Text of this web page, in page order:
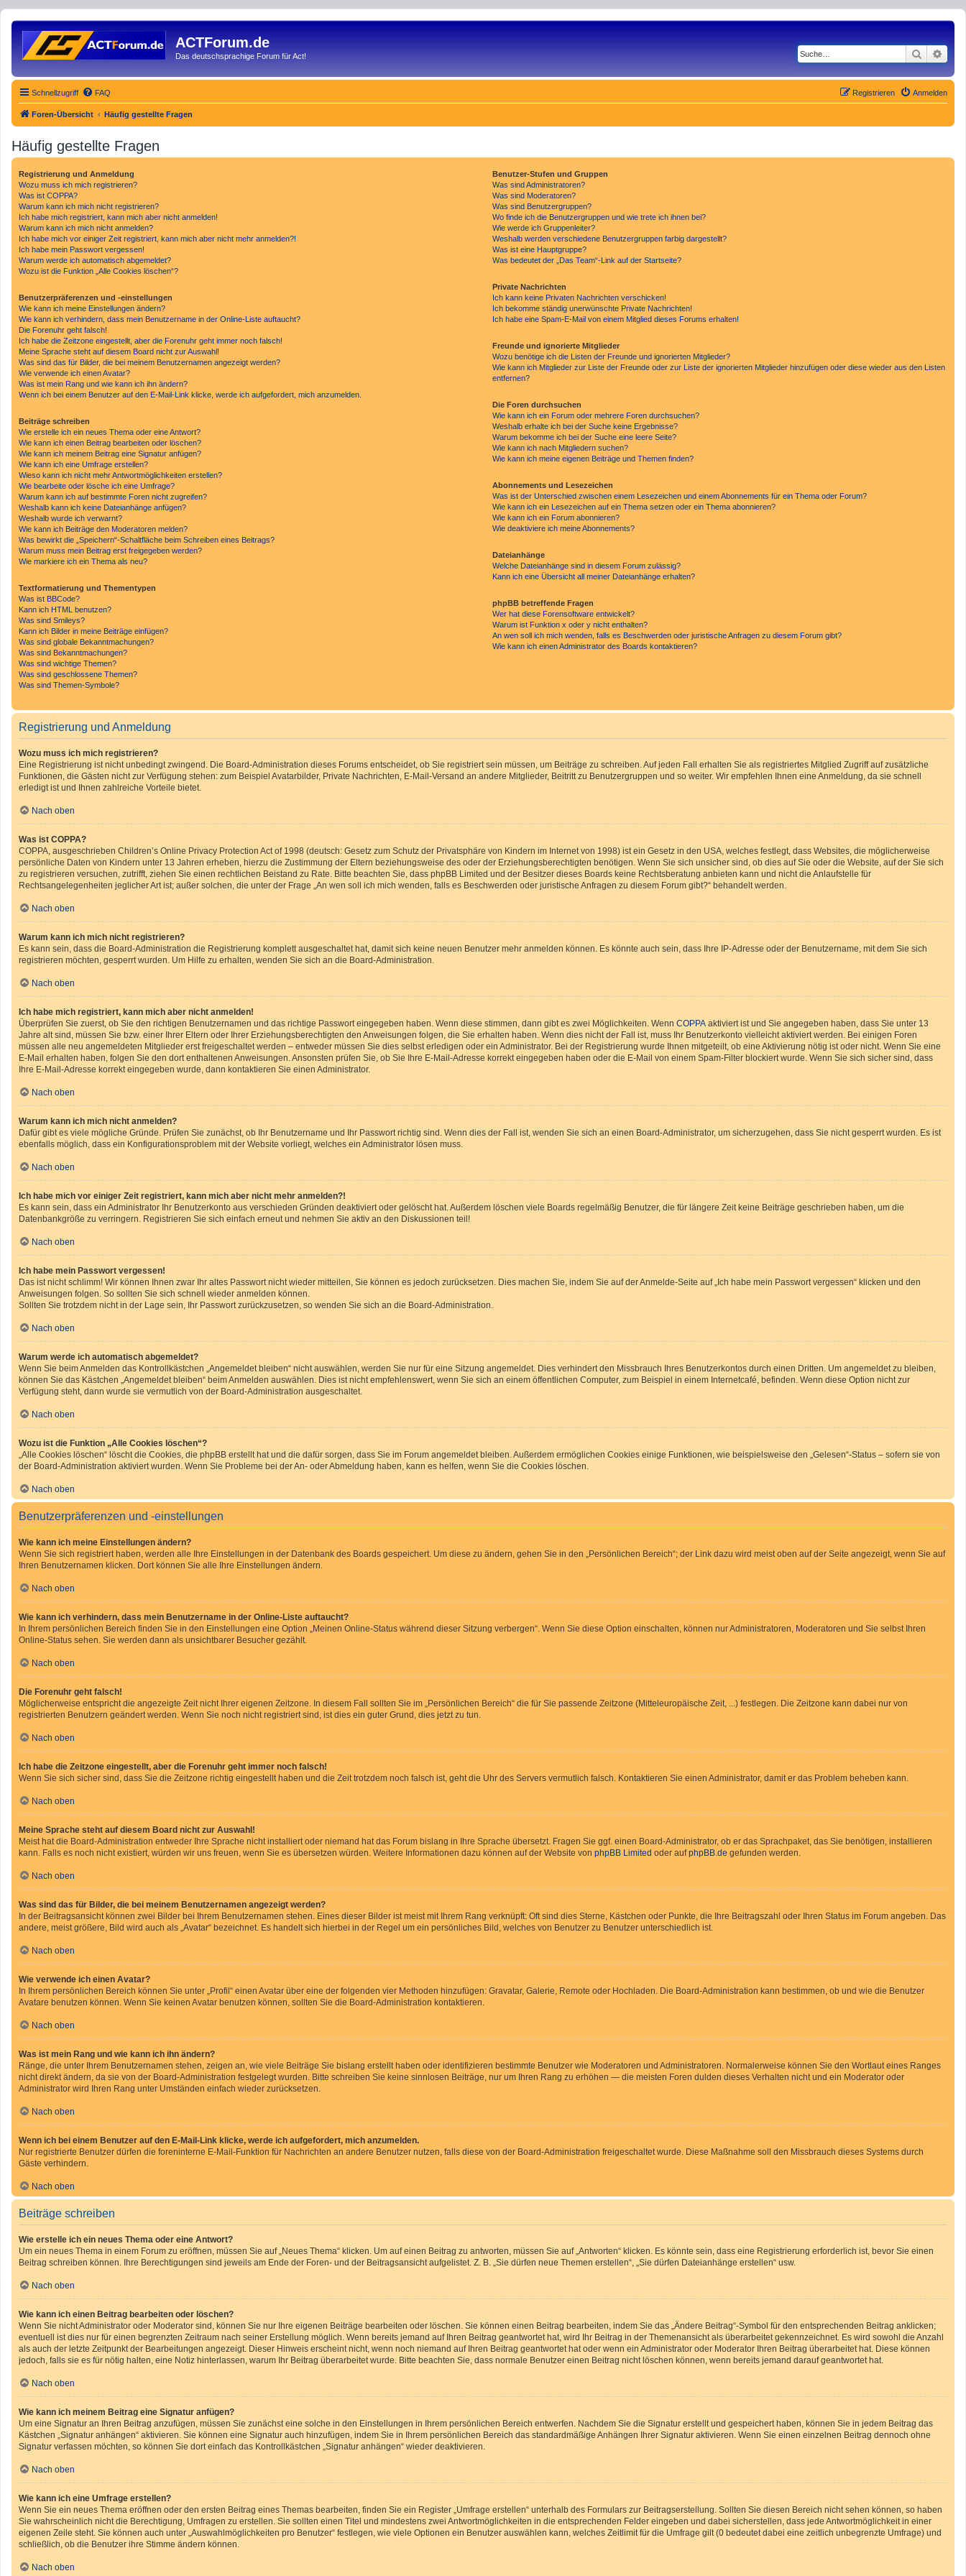
ACTForum.de
Das deutschsprachige Forum für Act! Suche
Schnellzugriff FAQ Anmelden
Registrieren
Foren-Übersicht Häufig gestellte Fragen
Häufig gestellte Fragen
Registrierung und Anmeldung
Wozu muss ich mich registrieren?
Was ist COPPA?
Warum kann ich mich nicht registrieren?
Ich habe mich registriert, kann mich aber nicht anmelden!
Warum kann ich mich nicht anmelden?
Ich habe mich vor einiger Zeit registriert, kann mich aber nicht mehr anmelden?!
Ich habe mein Passwort vergessen!
Warum werde ich automatisch abgemeldet?
Wozu ist die Funktion „Alle Cookies löschen“?
Benutzerpräferenzen und -einstellungen
Wie kann ich meine Einstellungen ändern?
Wie kann ich verhindern, dass mein Benutzername in der Online-Liste auftaucht?
Die Forenuhr geht falsch!
Ich habe die Zeitzone eingestellt, aber die Forenuhr geht immer noch falsch!
Meine Sprache steht auf diesem Board nicht zur Auswahl!
Was sind das für Bilder, die bei meinem Benutzernamen angezeigt werden?
Wie verwende ich einen Avatar?
Was ist mein Rang und wie kann ich ihn ändern?
Wenn ich bei einem Benutzer auf den E-Mail-Link klicke, werde ich aufgefordert, mich anzumelden.
Beiträge schreiben
Wie erstelle ich ein neues Thema oder eine Antwort?
Wie kann ich einen Beitrag bearbeiten oder löschen?
Wie kann ich meinem Beitrag eine Signatur anfügen?
Wie kann ich eine Umfrage erstellen?
Wieso kann ich nicht mehr Antwortmöglichkeiten erstellen?
Wie bearbeite oder lösche ich eine Umfrage?
Warum kann ich auf bestimmte Foren nicht zugreifen?
Weshalb kann ich keine Dateianhänge anfügen?
Weshalb wurde ich verwarnt?
Wie kann ich Beiträge den Moderatoren melden?
Was bewirkt die „Speichern“-Schaltfläche beim Schreiben eines Beitrags?
Warum muss mein Beitrag erst freigegeben werden?
Wie markiere ich ein Thema als neu?
Textformatierung und Thementypen
Was ist BBCode?
Kann ich HTML benutzen?
Was sind Smileys?
Kann ich Bilder in meine Beiträge einfügen?
Was sind globale Bekanntmachungen?
Was sind Bekanntmachungen?
Was sind wichtige Themen?
Was sind geschlossene Themen?
Was sind Themen-Symbole?
Benutzer-Stufen und Gruppen
Was sind Administratoren?
Was sind Moderatoren?
Was sind Benutzergruppen?
Wo finde ich die Benutzergruppen und wie trete ich ihnen bei?
Wie werde ich Gruppenleiter?
Weshalb werden verschiedene Benutzergruppen farbig dargestellt?
Was ist eine Hauptgruppe?
Was bedeutet der „Das Team“-Link auf der Startseite?
Private Nachrichten
Ich kann keine Privaten Nachrichten verschicken!
Ich bekomme ständig unerwünschte Private Nachrichten!
Ich habe eine Spam-E-Mail von einem Mitglied dieses Forums erhalten!
Freunde und ignorierte Mitglieder
Wozu benötige ich die Listen der Freunde und ignorierten Mitglieder?
Wie kann ich Mitglieder zur Liste der Freunde oder zur Liste der ignorierten Mitglieder hinzufügen oder diese wieder aus den Listen
entfernen?
Die Foren durchsuchen
Wie kann ich ein Forum oder mehrere Foren durchsuchen?
Weshalb erhalte ich bei der Suche keine Ergebnisse?
Warum bekomme ich bei der Suche eine leere Seite?
Wie kann ich nach Mitgliedern suchen?
Wie kann ich meine eigenen Beiträge und Themen finden?
Abonnements und Lesezeichen
Was ist der Unterschied zwischen einem Lesezeichen und einem Abonnements für ein Thema oder Forum?
Wie kann ich ein Lesezeichen auf ein Thema setzen oder ein Thema abonnieren?
Wie kann ich ein Forum abonnieren?
Wie deaktiviere ich meine Abonnements?
Dateianhänge
Welche Dateianhänge sind in diesem Forum zulässig?
Kann ich eine Übersicht all meiner Dateianhänge erhalten?
phpBB betreffende Fragen
Wer hat diese Forensoftware entwickelt?
Warum ist Funktion x oder y nicht enthalten?
An wen soll ich mich wenden, falls es Beschwerden oder juristische Anfragen zu diesem Forum gibt?
Wie kann ich einen Administrator des Boards kontaktieren?
Registrierung und Anmeldung
Wozu muss ich mich registrieren?
Eine Registrierung ist nicht unbedingt zwingend. Die Board-Administration dieses Forums entscheidet, ob Sie registriert sein müssen, um Beiträge zu schreiben. Auf jeden Fall erhalten Sie als registriertes Mitglied Zugriff auf zusätzliche
Funktionen, die Gästen nicht zur Verfügung stehen: zum Beispiel Avatarbilder, Private Nachrichten, E-Mail-Versand an andere Mitglieder, Beitritt zu Benutzergruppen und so weiter. Wir empfehlen Ihnen eine Anmeldung, da sie schnell
erledigt ist und Ihnen zahlreiche Vorteile bietet.
Nach oben
Was ist COPPA?
COPPA, ausgeschrieben Children’s Online Privacy Protection Act of 1998 (deutsch: Gesetz zum Schutz der Privatsphäre von Kindern im Internet von 1998) ist ein Gesetz in den USA, welches festlegt, dass Websites, die möglicherweise
persönliche Daten von Kindern unter 13 Jahren erheben, hierzu die Zustimmung der Eltern beziehungsweise des oder der Erziehungsberechtigten benötigen. Wenn Sie sich unsicher sind, ob dies auf Sie oder die Website, auf der Sie sich
zu registrieren versuchen, zutrifft, ziehen Sie einen rechtlichen Beistand zu Rate. Bitte beachten Sie, dass phpBB Limited und der Besitzer dieses Boards keine Rechtsberatung anbieten kann und nicht die Anlaufstelle für
Rechtsangelegenheiten jeglicher Art ist; außer solchen, die unter der Frage „An wen soll ich mich wenden, falls es Beschwerden oder juristische Anfragen zu diesem Forum gibt?“ behandelt werden.
Nach oben
Warum kann ich mich nicht registrieren?
Es kann sein, dass die Board-Administration die Registrierung komplett ausgeschaltet hat, damit sich keine neuen Benutzer mehr anmelden können. Es könnte auch sein, dass Ihre IP-Adresse oder der Benutzername, mit dem Sie sich
registrieren möchten, gesperrt wurden. Um Hilfe zu erhalten, wenden Sie sich an die Board-Administration.
Nach oben
Ich habe mich registriert, kann mich aber nicht anmelden!
Überprüfen Sie zuerst, ob Sie den richtigen Benutzernamen und das richtige Passwort eingegeben haben. Wenn diese stimmen, dann gibt es zwei Möglichkeiten. Wenn COPPA aktiviert ist und Sie angegeben haben, dass Sie unter 13
Jahre alt sind, müssen Sie bzw. einer Ihrer Eltern oder Ihrer Erziehungsberechtigten den Anweisungen folgen, die Sie erhalten haben. Wenn dies nicht der Fall ist, muss Ihr Benutzerkonto vielleicht aktiviert werden. Bei einigen Foren
müssen alle neu angemeldeten Mitglieder erst freigeschaltet werden – entweder müssen Sie dies selbst erledigen oder ein Administrator. Bei der Registrierung wurde Ihnen mitgeteilt, ob eine Aktivierung nötig ist oder nicht. Wenn Sie eine
E-Mail erhalten haben, folgen Sie den dort enthaltenen Anweisungen. Ansonsten prüfen Sie, ob Sie Ihre E-Mail-Adresse korrekt eingegeben haben oder die E-Mail von einem Spam-Filter blockiert wurde. Wenn Sie sich sicher sind, dass
Ihre E-Mail-Adresse korrekt eingegeben wurde, dann kontaktieren Sie einen Administrator.
Nach oben
Warum kann ich mich nicht anmelden?
Dafür gibt es viele mögliche Gründe. Prüfen Sie zunächst, ob Ihr Benutzername und Ihr Passwort richtig sind. Wenn dies der Fall ist, wenden Sie sich an einen Board-Administrator, um sicherzugehen, dass Sie nicht gesperrt wurden. Es ist
ebenfalls möglich, dass ein Konfigurationsproblem mit der Website vorliegt, welches ein Administrator lösen muss.
Nach oben
Ich habe mich vor einiger Zeit registriert, kann mich aber nicht mehr anmelden?!
Es kann sein, dass ein Administrator Ihr Benutzerkonto aus verschieden Gründen deaktiviert oder gelöscht hat. Außerdem löschen viele Boards regelmäßig Benutzer, die für längere Zeit keine Beiträge geschrieben haben, um die
Datenbankgröße zu verringern. Registrieren Sie sich einfach erneut und nehmen Sie aktiv an den Diskussionen teil!
Nach oben
Ich habe mein Passwort vergessen!
Das ist nicht schlimm! Wir können Ihnen zwar Ihr altes Passwort nicht wieder mitteilen, Sie können es jedoch zurücksetzen. Dies machen Sie, indem Sie auf der Anmelde-Seite auf „Ich habe mein Passwort vergessen“ klicken und den
Anweisungen folgen. So sollten Sie sich schnell wieder anmelden können.
Sollten Sie trotzdem nicht in der Lage sein, Ihr Passwort zurückzusetzen, so wenden Sie sich an die Board-Administration.
Nach oben
Warum werde ich automatisch abgemeldet?
Wenn Sie beim Anmelden das Kontrollkästchen „Angemeldet bleiben“ nicht auswählen, werden Sie nur für eine Sitzung angemeldet. Dies verhindert den Missbrauch Ihres Benutzerkontos durch einen Dritten. Um angemeldet zu bleiben,
können Sie das Kästchen „Angemeldet bleiben“ beim Anmelden auswählen. Dies ist nicht empfehlenswert, wenn Sie sich an einem öffentlichen Computer, zum Beispiel in einem Internetcafé, befinden. Wenn diese Option nicht zur
Verfügung steht, dann wurde sie vermutlich von der Board-Administration ausgeschaltet.
Nach oben
Wozu ist die Funktion „Alle Cookies löschen“?
„Alle Cookies löschen“ löscht die Cookies, die phpBB erstellt hat und die dafür sorgen, dass Sie im Forum angemeldet bleiben. Außerdem ermöglichen Cookies einige Funktionen, wie beispielsweise den „Gelesen“-Status – sofern sie von
der Board-Administration aktiviert wurden. Wenn Sie Probleme bei der An- oder Abmeldung haben, kann es helfen, wenn Sie die Cookies löschen.
Nach oben
Benutzerpräferenzen und -einstellungen
Wie kann ich meine Einstellungen ändern?
Wenn Sie sich registriert haben, werden alle Ihre Einstellungen in der Datenbank des Boards gespeichert. Um diese zu ändern, gehen Sie in den „Persönlichen Bereich“; der Link dazu wird meist oben auf der Seite angezeigt, wenn Sie auf
Ihren Benutzernamen klicken. Dort können Sie alle Ihre Einstellungen ändern.
Nach oben
Wie kann ich verhindern, dass mein Benutzername in der Online-Liste auftaucht?
In Ihrem persönlichen Bereich finden Sie in den Einstellungen eine Option „Meinen Online-Status während dieser Sitzung verbergen“. Wenn Sie diese Option einschalten, können nur Administratoren, Moderatoren und Sie selbst Ihren
Online-Status sehen. Sie werden dann als unsichtbarer Besucher gezählt.
Nach oben
Die Forenuhr geht falsch!
Möglicherweise entspricht die angezeigte Zeit nicht Ihrer eigenen Zeitzone. In diesem Fall sollten Sie im „Persönlichen Bereich“ die für Sie passende Zeitzone (Mitteleuropäische Zeit, ...) festlegen. Die Zeitzone kann dabei nur von
registrierten Benutzern geändert werden. Wenn Sie noch nicht registriert sind, ist dies ein guter Grund, dies jetzt zu tun.
Nach oben
Ich habe die Zeitzone eingestellt, aber die Forenuhr geht immer noch falsch!
Wenn Sie sich sicher sind, dass Sie die Zeitzone richtig eingestellt haben und die Zeit trotzdem noch falsch ist, geht die Uhr des Servers vermutlich falsch. Kontaktieren Sie einen Administrator, damit er das Problem beheben kann.
Nach oben
Meine Sprache steht auf diesem Board nicht zur Auswahl!
Meist hat die Board-Administration entweder Ihre Sprache nicht installiert oder niemand hat das Forum bislang in Ihre Sprache übersetzt. Fragen Sie ggf. einen Board-Administrator, ob er das Sprachpaket, das Sie benötigen, installieren
kann. Falls es noch nicht existiert, würden wir uns freuen, wenn Sie es übersetzen würden. Weitere Informationen dazu können auf der Website von phpBB Limited oder aufphpBB.de gefunden werden.
Nach oben
Was sind das für Bilder, die bei meinem Benutzernamen angezeigt werden?
In der Beitragsansicht können zwei Bilder bei Ihrem Benutzernamen stehen. Eines dieser Bilder ist meist mit Ihrem Rang verknüpft: Oft sind dies Sterne, Kästchen oder Punkte, die Ihre Beitragszahl oder Ihren Status im Forum angeben. Das
andere, meist größere, Bild wird auch als „Avatar“ bezeichnet. Es handelt sich hierbei in der Regel um ein persönliches Bild, welches von Benutzer zu Benutzer unterschiedlich ist.
Nach oben
Wie verwende ich einen Avatar?
In Ihrem persönlichen Bereich können Sie unter „Profil“ einen Avatar über eine der folgenden vier Methoden hinzufügen: Gravatar, Galerie, Remote oder Hochladen. Die Board-Administration kann bestimmen, ob und wie die Benutzer
Avatare benutzen können. Wenn Sie keinen Avatar benutzen können, sollten Sie die Board-Administration kontaktieren.
Nach oben
Was ist mein Rang und wie kann ich ihn ändern?
Ränge, die unter Ihrem Benutzernamen stehen, zeigen an, wie viele Beiträge Sie bislang erstellt haben oder identifizieren bestimmte Benutzer wie Moderatoren und Administratoren. Normalerweise können Sie den Wortlaut eines Ranges
nicht direkt ändern, da sie von der Board-Administration festgelegt wurden. Bitte schreiben Sie keine sinnlosen Beiträge, nur um Ihren Rang zu erhöhen — die meisten Foren dulden dieses Verhalten nicht und ein Moderator oder
Administrator wird Ihren Rang unter Umständen einfach wieder zurücksetzen.
Nach oben
Wenn ich bei einem Benutzer auf den E-Mail-Link klicke, werde ich aufgefordert, mich anzumelden.
Nur registrierte Benutzer dürfen die foreninterne E-Mail-Funktion für Nachrichten an andere Benutzer nutzen, falls diese von der Board-Administration freigeschaltet wurde. Diese Maßnahme soll den Missbrauch dieses Systems durch
Gäste verhindern.
Nach oben
Beiträge schreiben
Wie erstelle ich ein neues Thema oder eine Antwort?
Um ein neues Thema in einem Forum zu eröffnen, müssen Sie auf „Neues Thema“ klicken. Um auf einen Beitrag zu antworten, müssen Sie auf „Antworten“ klicken. Es könnte sein, dass eine Registrierung erforderlich ist, bevor Sie einen
Beitrag schreiben können. Ihre Berechtigungen sind jeweils am Ende der Foren- und der Beitragsansicht aufgelistet. Z. B. „Sie dürfen neue Themen erstellen“, „Sie dürfen Dateianhänge erstellen“ usw.
Nach oben
Wie kann ich einen Beitrag bearbeiten oder löschen?
Wenn Sie nicht Administrator oder Moderator sind, können Sie nur Ihre eigenen Beiträge bearbeiten oder löschen. Sie können einen Beitrag bearbeiten, indem Sie das „Ändere Beitrag“-Symbol für den entsprechenden Beitrag anklicken;
eventuell ist dies nur für einen begrenzten Zeitraum nach seiner Erstellung möglich. Wenn bereits jemand auf Ihren Beitrag geantwortet hat, wird Ihr Beitrag in der Themenansicht als überarbeitet gekennzeichnet. Es wird sowohl die Anzahl
als auch der letzte Zeitpunkt der Bearbeitungen angezeigt. Dieser Hinweis erscheint nicht, wenn noch niemand auf Ihren Beitrag geantwortet hat oder wenn ein Administrator oder Moderator Ihren Beitrag überarbeitet hat. Diese können
jedoch, falls sie es für nötig halten, eine Notiz hinterlassen, warum Ihr Beitrag überarbeitet wurde. Bitte beachten Sie, dass normale Benutzer einen Beitrag nicht löschen können, wenn bereits jemand darauf geantwortet hat.
Nach oben
Wie kann ich meinem Beitrag eine Signatur anfügen?
Um eine Signatur an Ihren Beitrag anzufügen, müssen Sie zunächst eine solche in den Einstellungen in Ihrem persönlichen Bereich entwerfen. Nachdem Sie die Signatur erstellt und gespeichert haben, können Sie in jedem Beitrag das
Kästchen „Signatur anhängen“ aktivieren. Sie können eine Signatur auch hinzufügen, indem Sie in Ihrem persönlichen Bereich das standardmäßige Anhängen Ihrer Signatur aktivieren. Wenn Sie einen einzelnen Beitrag dennoch ohne
Signatur verfassen möchten, so können Sie dort einfach das Kontrollkästchen „Signatur anhängen“ wieder deaktivieren.
Nach oben
Wie kann ich eine Umfrage erstellen?
Wenn Sie ein neues Thema eröffnen oder den ersten Beitrag eines Themas bearbeiten, finden Sie ein Register „Umfrage erstellen“ unterhalb des Formulars zur Beitragserstellung. Sollten Sie diesen Bereich nicht sehen können, so haben
Sie wahrscheinlich nicht die Berechtigung, Umfragen zu erstellen. Sie sollten einen Titel und mindestens zwei Antwortmöglichkeiten in die entsprechenden Felder eingeben und dabei sicherstellen, dass jede Antwortmöglichkeit in einer
eigenen Zeile steht. Sie können auch unter „Auswahlmöglichkeiten pro Benutzer“ festlegen, wie viele Optionen ein Benutzer auswählen kann, welches Zeitlimit für die Umfrage gilt (0 bedeutet dabei eine zeitlich unbegrenzte Umfrage) und
schließlich, ob die Benutzer ihre Stimme ändern können.
Nach oben